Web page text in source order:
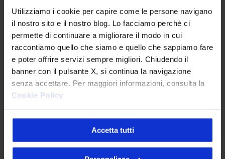
Utilizziamo i cookie per capire come le persone navigano
il nostro sito e il nostro blog. Lo facciamo perché ci
permette di continuare a migliorare il modo in cui
raccontiamo quello che siamo e quello che sappiamo fare
e poter offrire servizi sempre migliori. Chiudendo il
banner con il pulsante X, si continua la navigazione
senza accettare. Per maggiori informazioni, consulta la
Cookie Policy
Accetta tutti
CodyLab, formazione senza confini: Italia e
Camerun connessi con il Talent Accelerator
Program
25 Giugno 2026
API senza governance: il problema invisibile che
indebolisce la tua architettura
28 Maggio 2026